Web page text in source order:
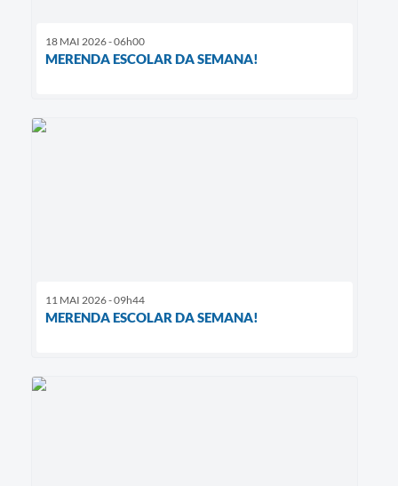
18 MAI 2026 - 06h00
MERENDA ESCOLAR DA SEMANA!
11 MAI 2026 - 09h44
MERENDA ESCOLAR DA SEMANA!